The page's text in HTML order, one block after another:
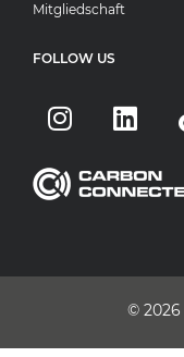
Mitgliedschaft
FOLLOW US
© 2026